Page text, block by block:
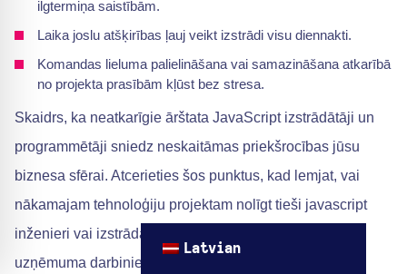
ilgtermiņa saistībām.
Laika joslu atšķirības ļauj veikt izstrādi visu diennakti.
Komandas lieluma palielināšana vai samazināšana atkarībā
no projekta prasībām kļūst bez stresa.
Skaidrs, ka neatkarīgie ārštata JavaScript izstrādātāji un
programmētāji sniedz neskaitāmas priekšrocības jūsu
biznesa sfērai. Atcerieties šos punktus, kad lemjat, vai
nākamajam tehnoloģiju projektam nolīgt tieši javascript
inženieri vai izstrādātāju kā ārštata darbinieku, nevis
uzņēmuma darbinieku.
Latvian